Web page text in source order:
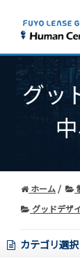
グッ
ホーム
グッドデザ
カテゴリ選択